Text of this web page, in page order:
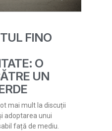
FINO
O
UN
mai mult la discuții
adoptarea unui
față de mediu.